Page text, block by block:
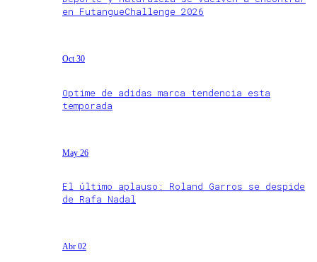
en FutangueChallenge 2026
Oct 30
Optime de adidas marca tendencia esta
temporada
May 26
El último aplauso: Roland Garros se despide
de Rafa Nadal
Abr 02